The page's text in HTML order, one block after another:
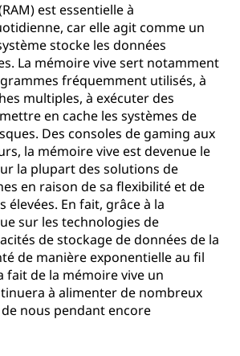
est essentielle à
car elle agit comme un
stocke les données
La mémoire vive sert notamment
fréquemment utilisés, à
multiples, à exécuter des
en cache les systèmes de
Des consoles de gaming aux
la mémoire vive est devenue le
la plupart des solutions de
en raison de sa flexibilité et de
élevées. En fait, grâce à la
sur les technologies de
de stockage de données de la
de manière exponentielle au fil
fait de la mémoire vive un
à alimenter de nombreux
nous pendant encore